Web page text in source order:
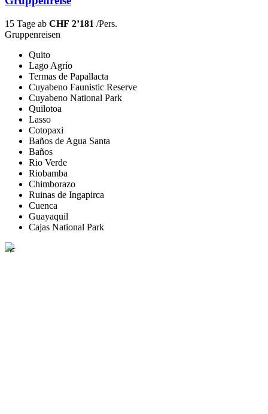
15 Tage ab CHF 2’181 /Pers.
Gruppenreisen
Quito
Lago Agrío
Termas de Papallacta
Cuyabeno Faunistic Reserve
Cuyabeno National Park
Quilotoa
Lasso
Cotopaxi
Baños de Agua Santa
Baños
Rio Verde
Riobamba
Chimborazo
Ruinas de Ingapirca
Cuenca
Guayaquil
Cajas National Park